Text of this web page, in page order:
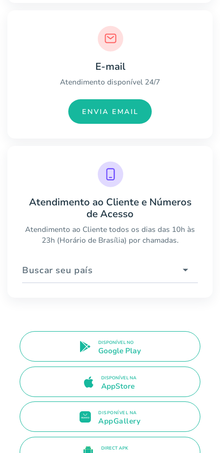
E-mail
Atendimento disponível 24/7
ENVIA EMAIL
Atendimento ao Cliente e Números
de Acesso
Atendimento ao Cliente todos os dias das 10h às
23h (Horário de Brasília) por chamadas.
Buscar seu país
DISPONÍVEL NO
Google Play
DISPONÍVEL NA
AppStore
DISPONÍVEL NA
AppGallery
DIRECT APK